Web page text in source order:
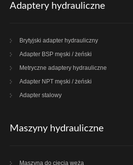
Adaptery hydrauliczne
Brytyjski adapter hydrauliczny
Adapter BSP męski / żeński
Metryczne adaptery hydrauliczne
Adapter NPT męski / żeński
Adapter stalowy
Maszyny hydrauliczne
Maszyna do cięcia węża